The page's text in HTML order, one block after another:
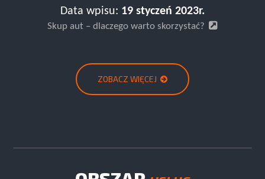
Data wpisu: 19 styczeń 2023r.
Skup aut – dlaczego warto skorzystać?
ZOBACZ WIĘCEJ